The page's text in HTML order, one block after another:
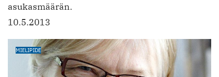
asukasmäärän.
10.5.2013
MIELIPIDE